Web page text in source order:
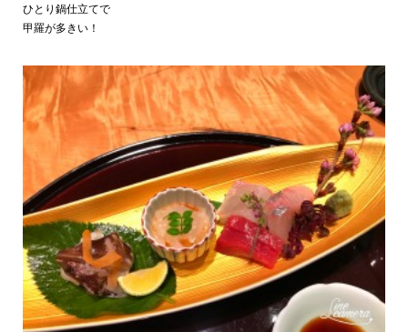
ひとり鍋仕立てで
甲羅が多きい！